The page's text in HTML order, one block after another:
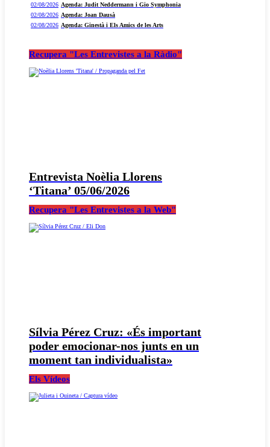
02/08/2026 Agenda: Judit Neddermann i Gio Symphonia
02/08/2026 Agenda: Joan Dausà
02/08/2026 Agenda: Ginestà i Els Amics de les Arts
Recupera "Les Entrevistes a la Ràdio"
Entrevista Noèlia Llorens
‘Titana’ 05/06/2026
Recupera "Les Entrevistes a la Web"
Sílvia Pérez Cruz: «És important
poder emocionar-nos junts en un
moment tan individualista»
Els Vídeos